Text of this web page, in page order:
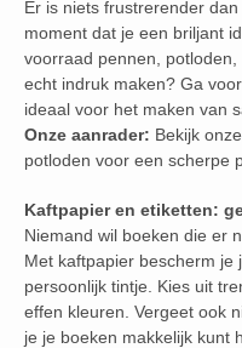
Er is niets frustrerender
moment dat je een briljant
voorraad pennen,
echt indruk maken? Ga
ideaal voor het maken van
Onze aanrader: Bekijk
potloden voor een scherpe
Kaftpapier en etiketten:
Niemand wil boeken die er
Met kaftpapier bescherm je
persoonlijk tintje. Kies uit
effen kleuren. Vergeet ook
je je boeken makkelijk kunt